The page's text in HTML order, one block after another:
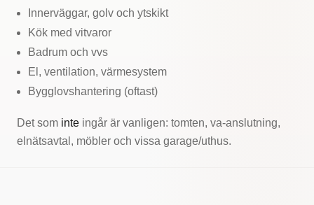
Innerväggar, golv och ytskikt
Kök med vitvaror
Badrum och vvs
El, ventilation, värmesystem
Bygglovshantering (oftast)
Det som inte ingår är vanligen: tomten, va-anslutning,
elnätsavtal, möbler och vissa garage/uthus.